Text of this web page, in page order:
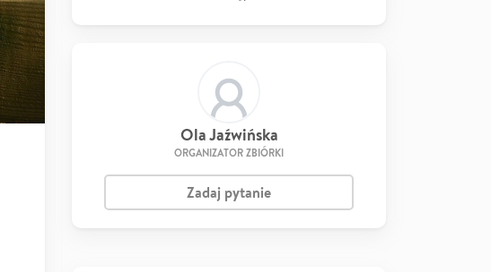
Ola Jaźwińska
ORGANIZATOR ZBIÓRKI
Zadaj pytanie